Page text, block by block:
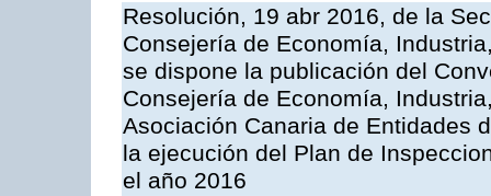
Resolución, 19 abr 2016, de la
Consejería de Economía,
se dispone la publicación del
Consejería de Economía,
Asociación Canaria de Entidades
la ejecución del Plan de
el año 2016